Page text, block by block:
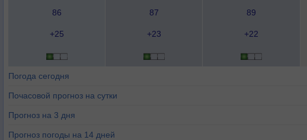
86 87 89
+25 +23 +22
Погода сегодня
Почасовой прогноз на сутки
Прогноз на 3 дня
Прогноз погоды на 14 дней